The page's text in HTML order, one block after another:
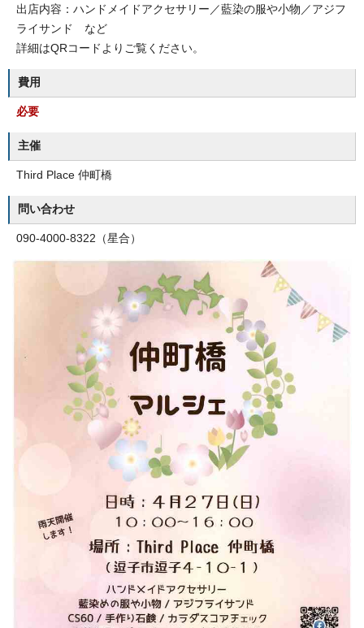
出店内容：ハンドメイドアクセサリー／藍染の服や小物／アジフ
ライサンド など
詳細はQRコードよりご覧ください。
費用
必要
主催
Third Place 仲町橋
問い合わせ
090-4000-8322（星合）